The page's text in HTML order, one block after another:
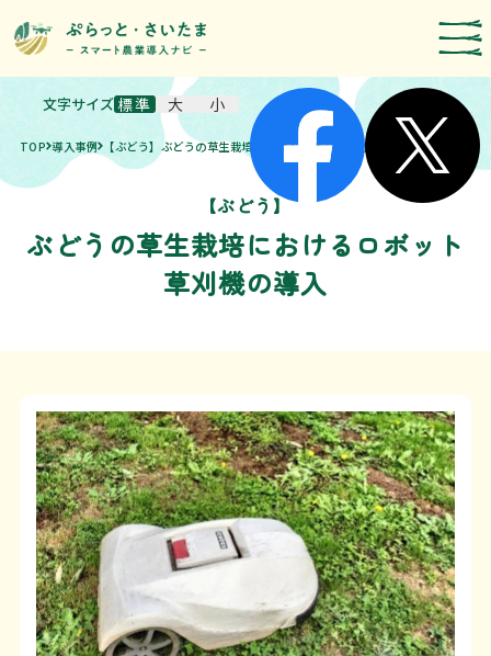
スマート農業技術の紹介
導入事例
農機メーカー検索
お知らせ・イベント
補助・支援制度
運営者情報
埼玉県のスマート農業の取組
利用上の注意等
お問い合わせ
TOP 導入事例 【ぶどう】ぶどうの草生栽培におけるロボット草刈機の導入
文字サイズ標準 大 小
【ぶどう】
ぶどうの草生栽培におけるロボット
草刈機の導入